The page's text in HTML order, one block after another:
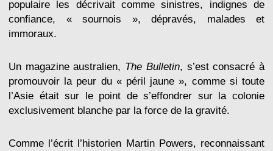
populaire les décrivait comme sinistres, indignes de
confiance, « sournois », dépravés, malades et
immoraux.
Un magazine australien, The Bulletin, s’est consacré à
promouvoir la peur du « péril jaune », comme si toute
l’Asie était sur le point de s’effondrer sur la colonie
exclusivement blanche par la force de la gravité.
Comme l’écrit l’historien Martin Powers, reconnaissant